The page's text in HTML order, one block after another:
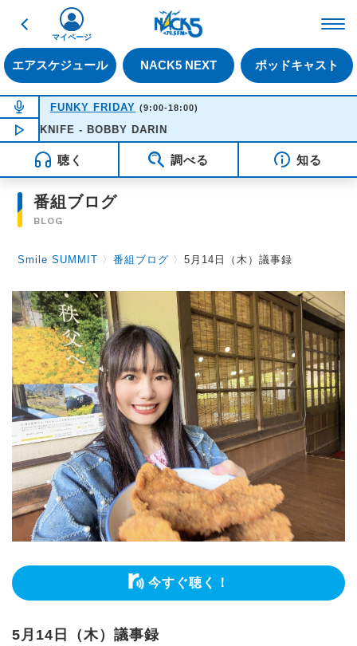
戻る
エアスケジュール NACK5 NEXT ポッドキャスト
マイページ
NOW ON AIR
FUNKY FRIDAY (9:00-18:00)
NOW PLAYING16:51
KNIFE - BOBBY DARIN
聴く 調べる 知る
番組ブログ
BLOG
Smile SUMMIT 〉番組ブログ 〉5月14日（木）議事録
今すぐ聴く！
5月14日（木）議事録